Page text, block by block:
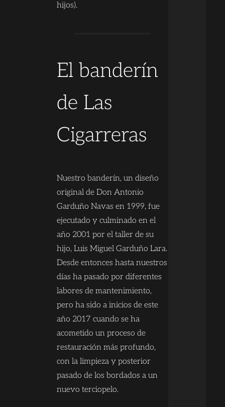
hijos).
El banderín
de Las
Cigarreras
Nuestro banderín, un diseño
original de Don Antonio
Garduño Navas en 1999, fue
ejecutado y culminado en el
año 2001 por el taller de su
hijo, Luis Miguel Garduño Lara.
Desde entonces hasta nuestros
días ha pasado por diferentes
labores de mantenimiento,
pero ha sido a inicios de este
año 2017 cuando se ha
acometido un proceso de
restauración más profundo,
con la limpieza y posterior
pasado de los bordados a un
nuevo terciopelo.